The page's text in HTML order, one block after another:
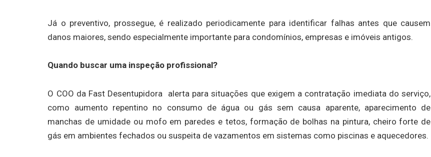
Já o preventivo, prossegue, é realizado periodicamente para identificar falhas antes que causem
danos maiores, sendo especialmente importante para condomínios, empresas e imóveis antigos.
Quando buscar uma inspeção profissional?
O COO da Fast Desentupidora alerta para situações que exigem a contratação imediata do serviço,
como aumento repentino no consumo de água ou gás sem causa aparente, aparecimento de
manchas de umidade ou mofo em paredes e tetos, formação de bolhas na pintura, cheiro forte de
gás em ambientes fechados ou suspeita de vazamentos em sistemas como piscinas e aquecedores.